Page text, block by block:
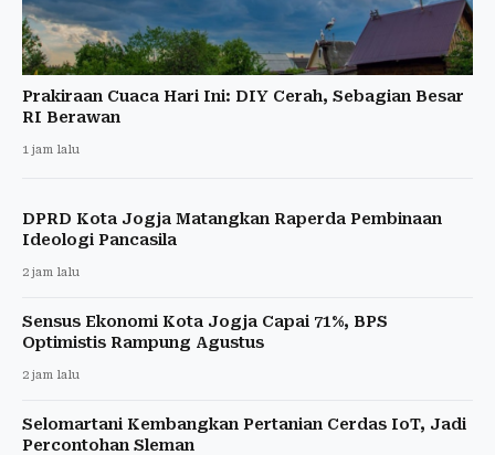
Prakiraan Cuaca Hari Ini: DIY Cerah, Sebagian Besar
RI Berawan
1 jam lalu
DPRD Kota Jogja Matangkan Raperda Pembinaan
Ideologi Pancasila
2 jam lalu
Sensus Ekonomi Kota Jogja Capai 71%, BPS
Optimistis Rampung Agustus
2 jam lalu
Selomartani Kembangkan Pertanian Cerdas IoT, Jadi
Percontohan Sleman